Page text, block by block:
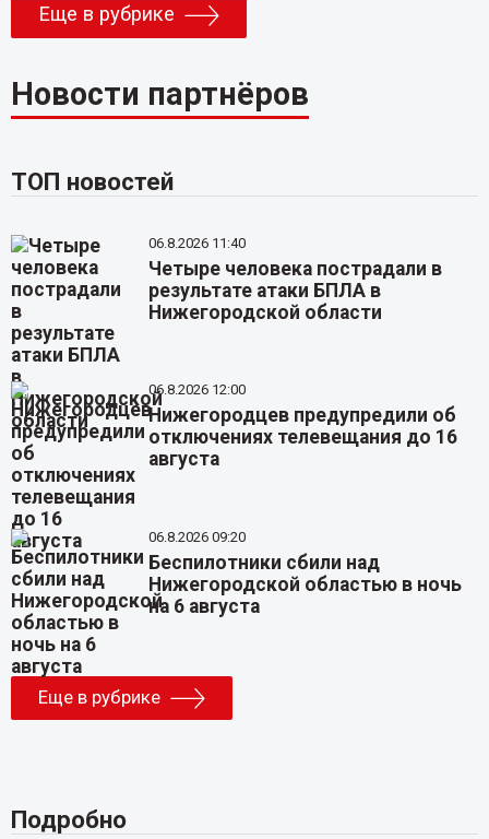
Еще в рубрике
Новости партнёров
ТОП новостей
06.8.2026 11:40
Четыре человека пострадали в
результате атаки БПЛА в
Нижегородской области
06.8.2026 12:00
Нижегородцев предупредили об
отключениях телевещания до 16
августа
06.8.2026 09:20
Беспилотники сбили над
Нижегородской областью в ночь
на 6 августа
Еще в рубрике
Подробно